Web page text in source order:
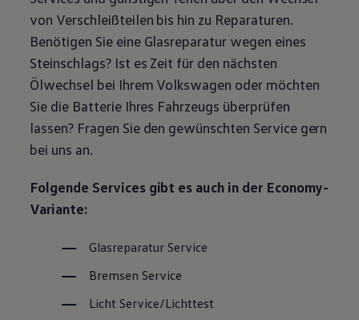
Magazin
Lifestyle
Transport
Familie
Elektromobilität
Volkswagen R
Pannen- und Unfallhilfe
Volkswagen Kundenbetreuung
von Verschleißteilen bis hin zu Reparaturen.
Benötigen Sie eine Glasreparatur wegen eines
Steinschlags? Ist es Zeit für den nächsten
Ölwechsel bei Ihrem Volkswagen oder möchten
Sie die Batterie Ihres Fahrzeugs überprüfen
lassen? Fragen Sie den gewünschten Servicegern
bei uns an.
Folgende Services gibt es auch in der Economy-
Variante:
Glasreparatur Service
Bremsen Service
Licht Service/Lichttest